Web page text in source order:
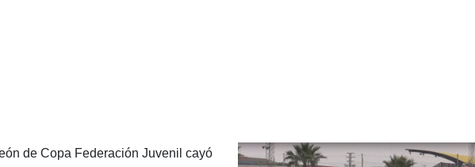
de Copa Federación Juvenil cayó